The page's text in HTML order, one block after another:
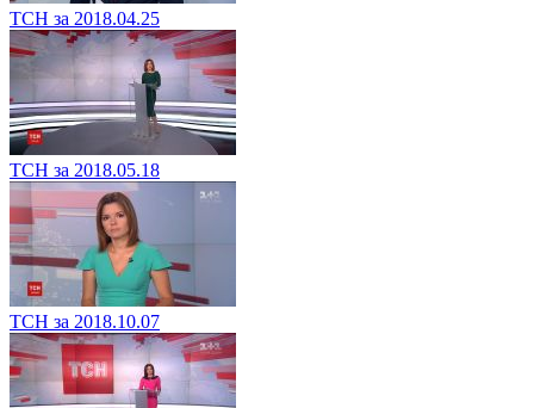
ТСН за 2018.04.25
ТСН за 2018.05.18
ТСН за 2018.10.07